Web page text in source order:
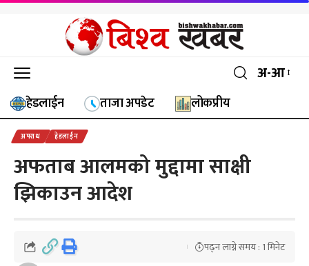
अ-आ
हेडलाईन ताजा अपडेट लोकप्रीय
अपराध हेडलाईन
अफताब आलमको मुद्दामा साक्षी
झिकाउन आदेश
पढ्न लाग्ने समय : 1 मिनेट